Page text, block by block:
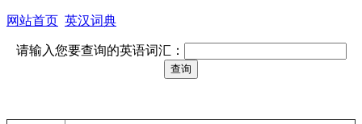
网站首页 英汉词典
请输入您要查询的英语词汇：